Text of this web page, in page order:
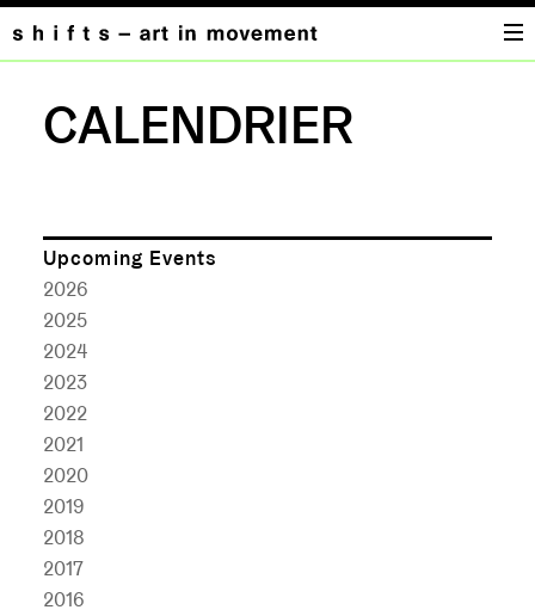
CALENDRIER
Upcoming Events
2026
2025
2024
2023
2022
2021
2020
2019
2018
2017
2016